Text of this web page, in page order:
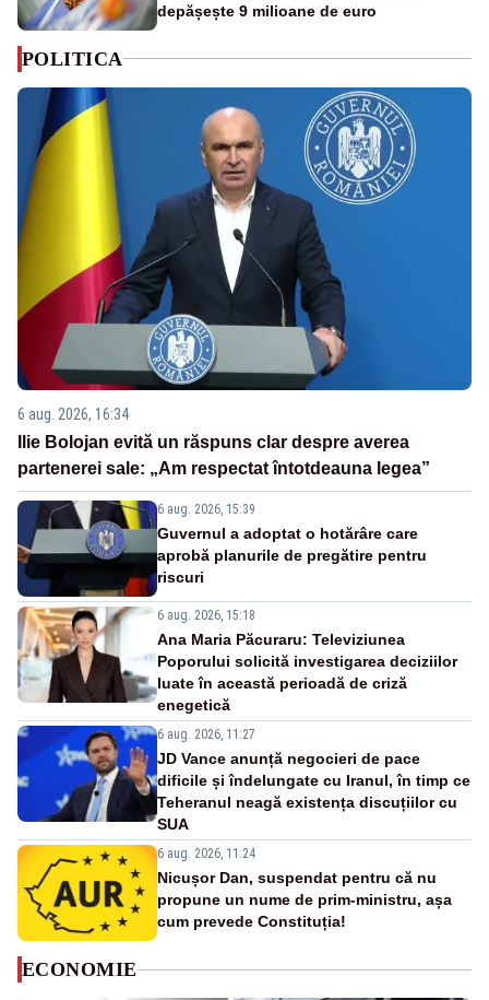
depășește 9 milioane de euro
POLITICA
6 aug. 2026, 16:34
Ilie Bolojan evită un răspuns clar despre averea
partenerei sale: „Am respectat întotdeauna legea”
6 aug. 2026, 15:39
Guvernul a adoptat o hotărâre care
aprobă planurile de pregătire pentru
riscuri
6 aug. 2026, 15:18
Ana Maria Păcuraru: Televiziunea
Poporului solicită investigarea deciziilor
luate în această perioadă de criză
enegetică
6 aug. 2026, 11:27
JD Vance anunță negocieri de pace
dificile și îndelungate cu Iranul, în timp ce
Teheranul neagă existența discuțiilor cu
SUA
6 aug. 2026, 11:24
Nicușor Dan, suspendat pentru că nu
propune un nume de prim-ministru, așa
cum prevede Constituția!
ECONOMIE